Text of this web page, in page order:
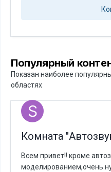
Популярный
Показан наиболее
областях
Комната
Всем привет!! кроме
моделированием,очень